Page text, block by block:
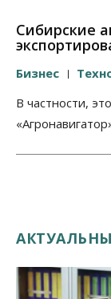
Сибирские
Бизнес
В частности,